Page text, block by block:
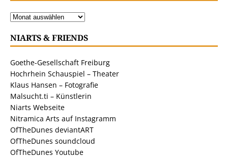
NIARTS & FRIENDS
Goethe-Gesellschaft Freiburg
Hochrhein Schauspiel – Theater
Klaus Hansen – Fotografie
Malsucht.ti – Künstlerin
Niarts Webseite
Nitramica Arts auf Instagramm
OfTheDunes deviantART
OfTheDunes soundcloud
OfTheDunes Youtube